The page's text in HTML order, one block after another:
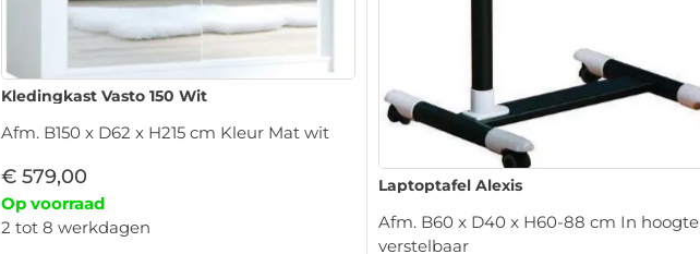
Kledingkast Vasto 150 Wit
Afm. B150 x D62 x H215 cm Kleur Mat wit
€579,00
Op voorraad
2 tot 8 werkdagen
Laptoptafel Alexis
Afm. B60 x D40 x H60-88 cm In hoogte
verstelbaar